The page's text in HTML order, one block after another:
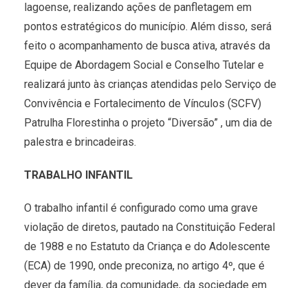
lagoense, realizando ações de panfletagem em
pontos estratégicos do município. Além disso, será
feito o acompanhamento de busca ativa, através da
Equipe de Abordagem Social e Conselho Tutelar e
realizará junto às crianças atendidas pelo Serviço de
Convivência e Fortalecimento de Vínculos (SCFV)
Patrulha Florestinha o projeto “Diversão” , um dia de
palestra e brincadeiras.
TRABALHO INFANTIL
O trabalho infantil é configurado como uma grave
violação de diretos, pautado na Constituição Federal
de 1988 e no Estatuto da Criança e do Adolescente
(ECA) de 1990, onde preconiza, no artigo 4º, que é
dever da família, da comunidade, da sociedade em